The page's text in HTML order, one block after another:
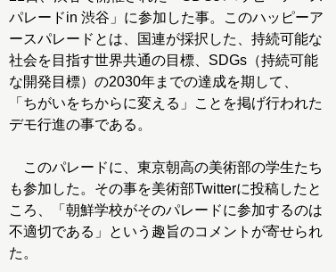
パレードin 渋谷」に参加した事。このハッピーア
ースパレードとは、国連が採択した、持続可能な
社会を目指す世界共通の目標、SDGs（持続可能
な開発目標）の2030年までの達成を期して、
「ちがいをちからに変える」ことを掲げ行われた
デモ行進の事である。
このパレードに、東京朝高の美術部の学生たち
も参加した。その事を美術部Twitterに投稿したと
ころ、「朝鮮学校がそのパレードに参加するのは
不適切である」という趣旨のコメントが寄せられ
た。